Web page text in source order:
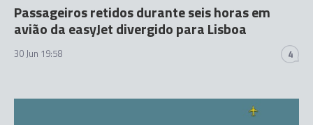
Passageiros retidos durante seis horas em
avião da easyJet divergido para Lisboa
30 Jun 19:58 4